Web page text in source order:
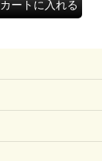
カートに入れる